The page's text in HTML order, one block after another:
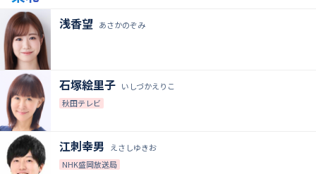
あさかのぞみ
浅香望
いしづかえりこ
石塚絵里子
秋田テレビ
えさしゆきお
江刺幸男
NHK盛岡放送局